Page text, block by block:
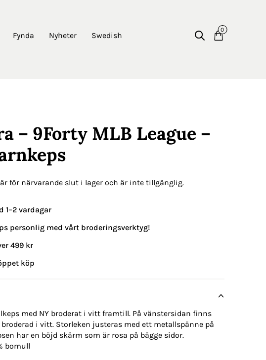
Fynda Nyheter Swedish
0
– 9Forty MLB League –
för närvarande slut i lager och är inte tillgänglig.
1–2 vardagar
personlig med vårt broderingsverktyg!
499 kr
köp
med NY broderat i vitt framtill. På vänstersidan finns
broderad i vitt. Storleken justeras med ett metallspänne på
har en böjd skärm som är rosa på bägge sidor.
bomull